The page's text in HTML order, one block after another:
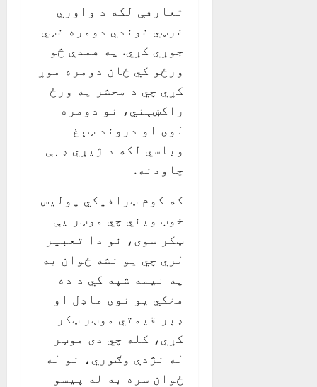
تعارفې لکه د واوري
غرټي غوندي دومره غټي
جوړي کړي. په همدې څو
ورځو کي ځان دومره موړ
کړي چي د محشر په ورځ
راکښېني، نو دومره
لوی او دروند ټېغ
وباسي لکه د ژيړي ډبې
چاودنه.
که کوم ټرافيکي پوليس
خوب ويني چي موټر يې
ټکر سوی، نو دا تعبير
لري چي يو نشه ځوان به
په نيمه شپه کي د ده
مخکي يو نوی ماډل او
ډېر قيمتي موټر ټکر
کړي، کله چي دی موټر
له نژدې وګوري، نو له
ځوان سره به له پیسو